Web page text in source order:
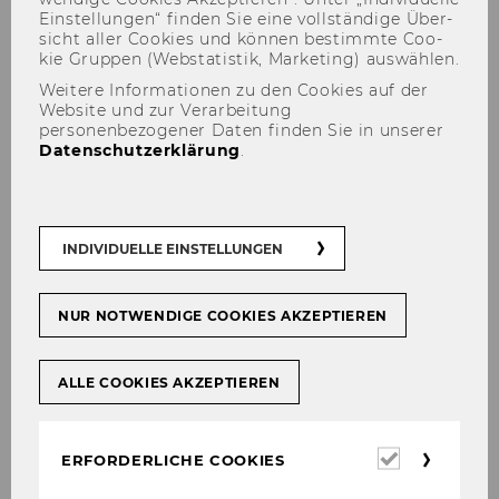
Financial information
Application
special support
Ein­stel­lun­gen“ fin­den Sie eine voll­stän­di­ge Über­
sicht aller Coo­kies und kön­nen be­stimm­te Coo­
kie Grup­pen (Web­sta­tis­tik, Mar­ke­ting) aus­wäh­len.
Weitere Informationen zu den Cookies auf der
Website und zur Verarbeitung
personenbezogener Daten finden Sie in unserer
Datenschutzerklärung.
INDIVIDUELLE EINSTELLUNGEN
NUR NOTWENDIGE COOKIES AKZEPTIEREN
ALLE COOKIES AKZEPTIEREN
ERFORDERLICHE COOKIES